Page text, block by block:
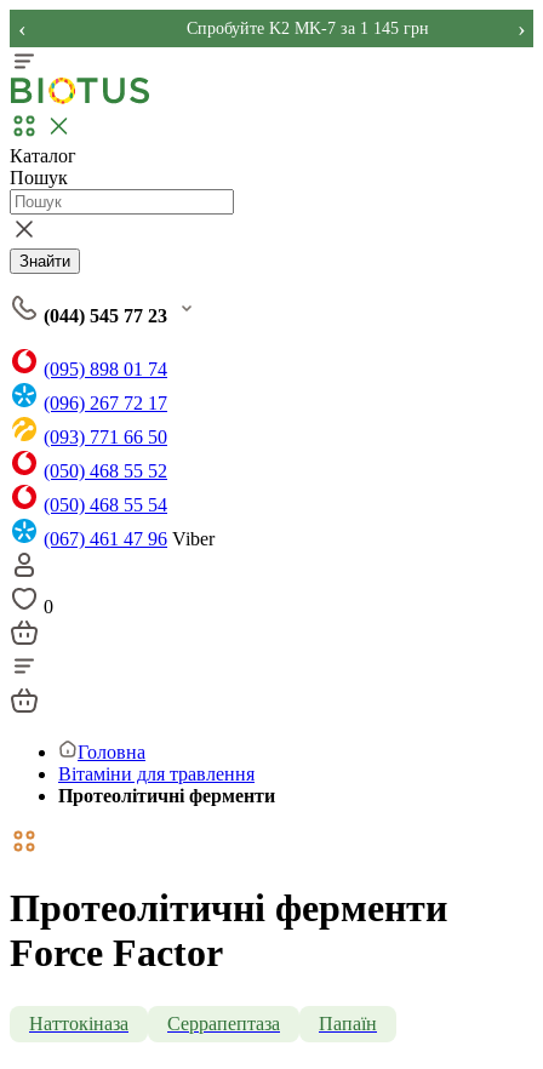
Спробуйте K2 MK-7 за 1 145 грн
‹ ›
Каталог
Пошук
Знайти
(044) 545 77 23
(095) 898 01 74
(096) 267 72 17
(093) 771 66 50
(050) 468 55 52
(050) 468 55 54
(067) 461 47 96 Viber
0
Головна
Вітаміни для травлення
Протеолітичні ферменти
Протеолітичні ферменти
Force Factor
Наттокіназа Серрапептаза Папаїн